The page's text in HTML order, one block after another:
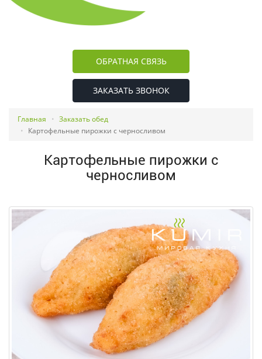
ОБРАТНАЯ СВЯЗЬ
ЗАКАЗАТЬ ЗВОНОК
Главная
Заказать обед
Картофельные пирожки с черносливом
Картофельные пирожки с
черносливом